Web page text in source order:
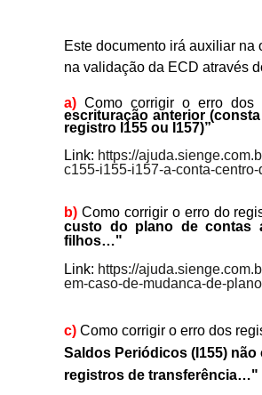
Este documento irá auxiliar
na validação da ECD através
a) Como corrigir o erro dos
escrituração anterior
registro I155 ou I157)”
Link: https://
c155-i155-i157-a-conta-
b) Como corrigir o erro do
custo do plano de contas
filhos…"
Link: https://
em-caso-de-mudanca-de-
c) Como corrigir o erro dos
Saldos Periódicos (I155)
registros de transferência…"